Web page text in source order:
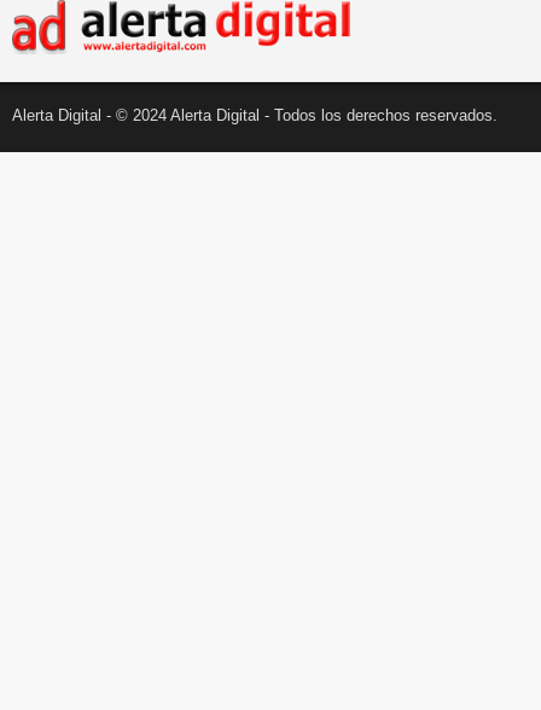
Alerta Digital - © 2024 Alerta Digital - Todos los derechos reservados.